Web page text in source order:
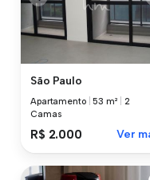
São Paulo
Apartamento |53 m²
2
Camas
R$ 2.000 Ver